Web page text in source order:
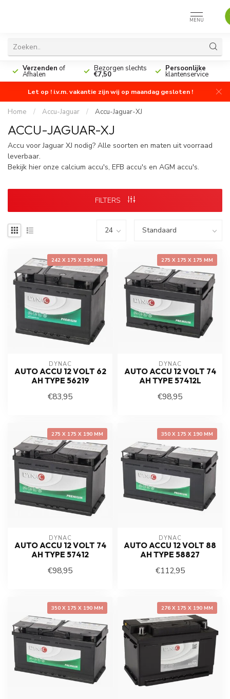
MENU
Verzenden of
Afhalen
Bezorgen slechts
€7,50
Persoonlijke
klantenservice
Let op ! i.v.m. vakantie zijn wij op maandag gesloten !
Home / Accu-Jaguar / Accu-Jaguar-XJ
ACCU-JAGUAR-XJ
Accu voor Jaguar XJ nodig? Alle soorten en maten uit voorraad
leverbaar.
Bekijk hier onze calcium accu's, EFB accu's en AGM accu's.
FILTERS
242 X 175 X 190 MM
DYNAC
AUTO ACCU 12 VOLT 62
AH TYPE 56219
€83,95
275 X 175 X 175 MM
DYNAC
AUTO ACCU 12 VOLT 74
AH TYPE 57412L
€98,95
275 X 175 X 190 MM
DYNAC
AUTO ACCU 12 VOLT 74
AH TYPE 57412
€98,95
350 X 175 X 190 MM
DYNAC
AUTO ACCU 12 VOLT 88
AH TYPE 58827
€112,95
350 X 175 X 190 MM 276 X 175 X 190 MM